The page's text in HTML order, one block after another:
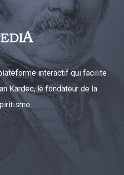
interactif qui facilite
Kardec, le fondateur de la